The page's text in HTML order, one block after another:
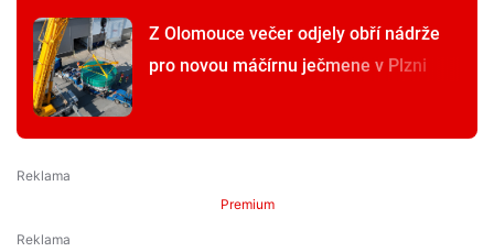
Z Olomouce večer odjely obří nádrže
pro novou máčírnu ječmene v Plzni
Premium